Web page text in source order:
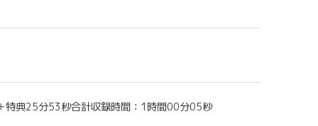
特典25分53秒合計収録時間：1時間00分05秒